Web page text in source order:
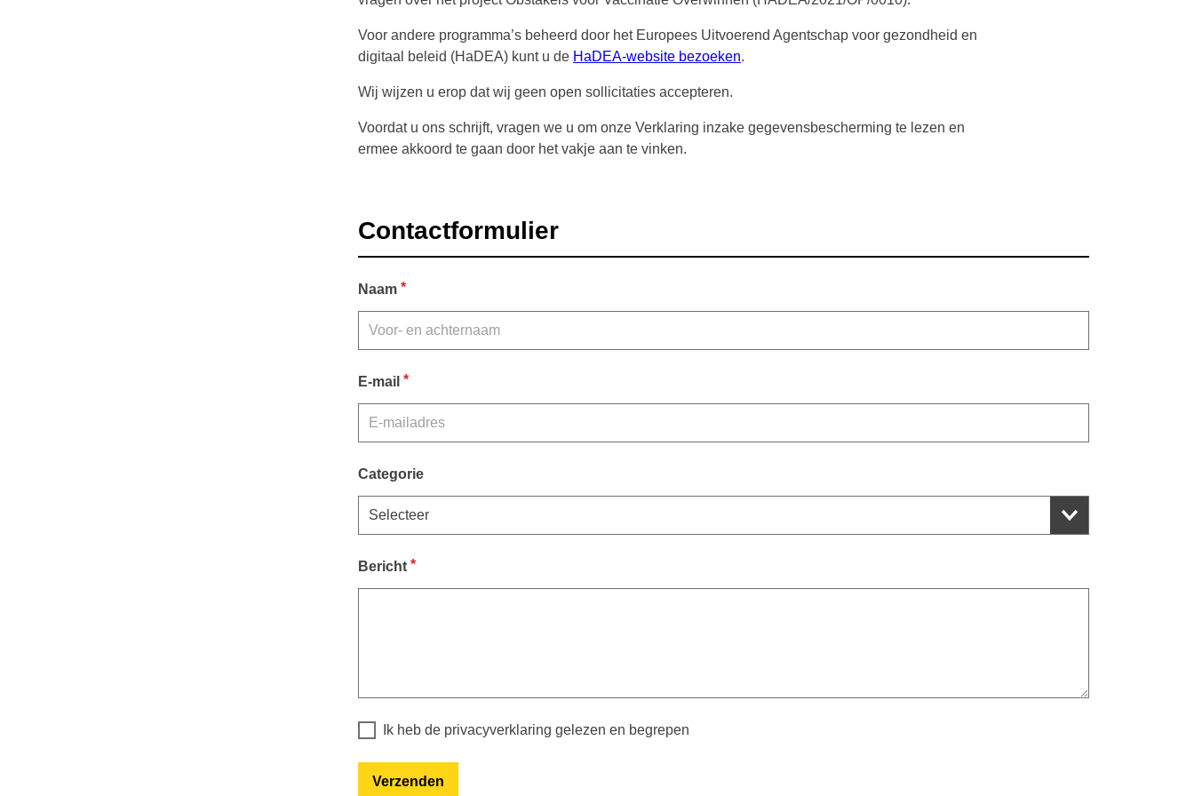
Voor andere programma’s beheerd door het Europees Uitvoerend Agentschap voor gezondheid en
digitaal beleid (HaDEA) kunt u de HaDEA-website bezoeken.
Wij wijzen u erop dat wij geen open sollicitaties accepteren.
Voordat u ons schrijft, vragen we u om onze Verklaring inzake gegevensbescherming te lezen en
ermee akkoord te gaan door het vakje aan te vinken.
Contactformulier
Naam *
E-mail *
Categorie
Bericht *
Ik heb de privacyverklaring gelezen en begrepen
Verzenden